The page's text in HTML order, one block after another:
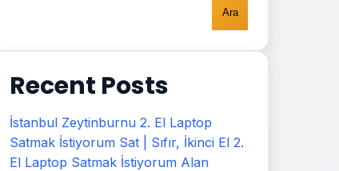
Ara
Recent Posts
İstanbul Zeytinburnu 2. El Laptop
Satmak İstiyorum Sat | Sıfır, İkinci El 2.
El Laptop Satmak İstiyorum Alan